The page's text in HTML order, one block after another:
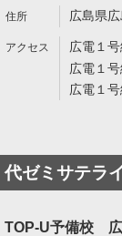
広島県
広電１
広電１
広電１
代ゼミサテラ
TOP-U予備校